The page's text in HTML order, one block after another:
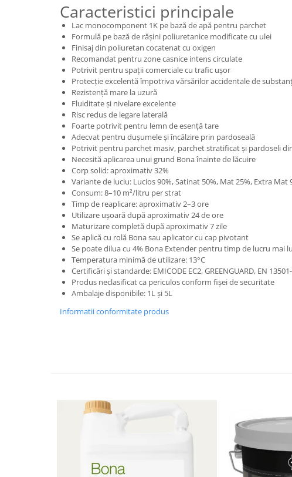
Caracteristici principale
Lac monocomponent 1K pe bază de apă pentru parchet
Formulă pe bază de rășini poliuretanice modificate cu ulei
Finisaj din poliuretan cocatenat cu oxigen
Recomandat pentru zone casnice intens circulate
Potrivit pentru spații comerciale cu trafic ușor
Protecție excelentă împotriva vărsărilor accidentale de
Rezistență mare la uzură
Fluiditate și nivelare excelente
Risc redus de legare laterală
Foarte potrivit pentru lemn de esență tare
Adecvat pentru dușumele și încălzire prin pardoseală
Potrivit pentru parchet masiv, parchet stratificat și pardoseli
Necesită aplicarea unui grund Bona înainte de lăcuire
Corp solid: aproximativ 32%
Variante de luciu: Lucios 90%, Satinat 50%, Mat 25%, Extra Mat
Consum: 8–10 m²/litru per strat
Timp de reaplicare: aproximativ 2–3 ore
Utilizare ușoară după aproximativ 24 de ore
Maturizare completă după aproximativ 7 zile
Se aplică cu rolă Bona sau aplicator cu cap pivotant
Se poate dilua cu 4% Bona Extender pentru timp de lucru mai
Temperatura minimă de utilizare: 13°C
Certificări și standarde: EMICODE EC2, GREENGUARD, EN
Produs neclasificat ca periculos conform fișei de securitate
Ambalaje disponibile: 1L și 5L
Informatii conformitate produs